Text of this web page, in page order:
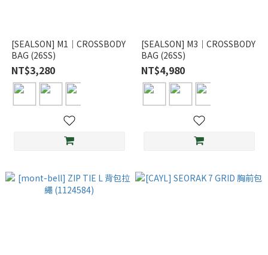
[SEALSON] M1｜CROSSBODY
BAG (26SS)
NT$3,280
[SEALSON] M3｜CROSSBODY
BAG (26SS)
NT$4,980